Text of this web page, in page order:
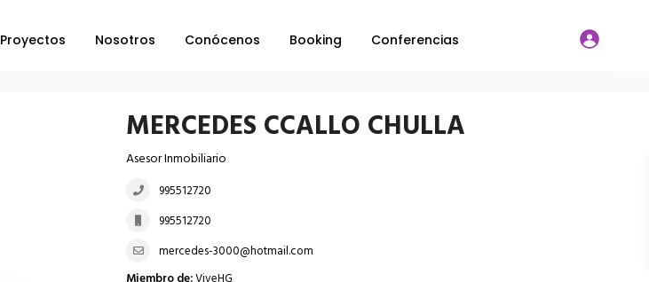
Proyectos Nosotros Conócenos Booking Conferencias
MERCEDES CCALLO CHULLA
Asesor Inmobiliario
995512720
995512720
mercedes-3000@hotmail.com